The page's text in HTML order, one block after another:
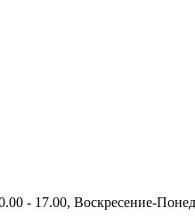
- 17.00, Воскресение-